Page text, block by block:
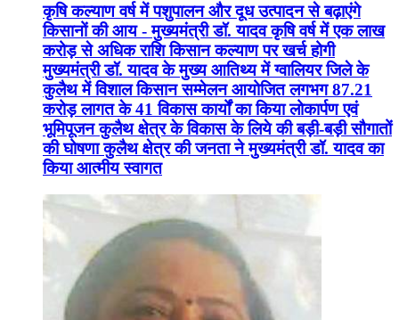
कृषि कल्याण वर्ष में पशुपालन और दूध उत्पादन से बढ़ाएंगे
किसानों की आय - मुख्यमंत्री डॉ. यादव कृषि वर्ष में एक लाख
करोड़ से अधिक राशि किसान कल्याण पर खर्च होगी
मुख्यमंत्री डॉ. यादव के मुख्य आतिथ्य में ग्वालियर जिले के
कुलैथ में विशाल किसान सम्मेलन आयोजित लगभग 87.21
करोड़ लागत के 41 विकास कार्यों का किया लोकार्पण एवं
भूमिपूजन कुलैथ क्षेत्र के विकास के लिये की बड़ी-बड़ी सौगातों
की घोषणा कुलैथ क्षेत्र की जनता ने मुख्यमंत्री डॉ. यादव का
किया आत्मीय स्वागत